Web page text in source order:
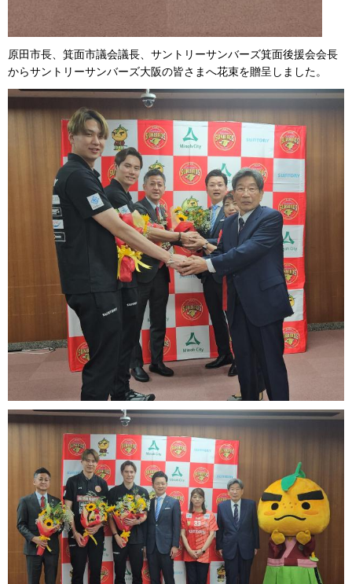
原田市長、箕面市議会議長、サントリーサンバーズ箕面後援会会長
からサントリーサンバーズ大阪の皆さまへ花束を贈呈しました。